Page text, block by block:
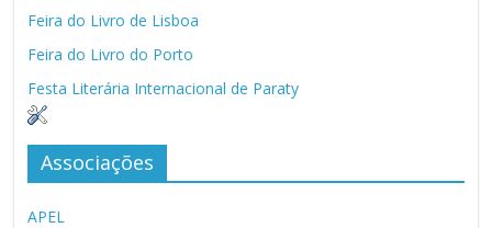
Feira do Livro de Lisboa
Feira do Livro do Porto
Festa Literária Internacional de Paraty
Associações
APEL